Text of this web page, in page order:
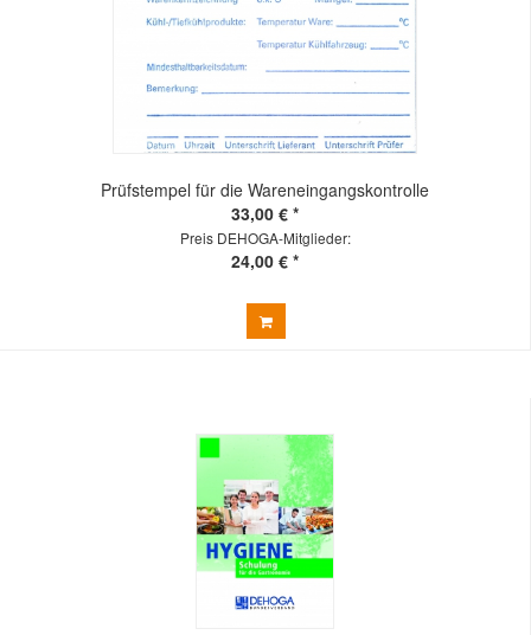
Prüfstempel für die Wareneingangskontrolle
33,00 € *
Preis DEHOGA-Mitglieder:
24,00 € *